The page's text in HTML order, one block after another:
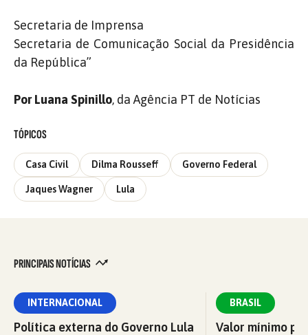
Secretaria de Imprensa
Secretaria de Comunicação Social da Presidência
da República”
Por Luana Spinillo, da Agência PT de Notícias
TÓPICOS
Casa Civil Dilma Rousseff Governo Federal
Jaques Wagner Lula
PRINCIPAIS NOTÍCIAS
INTERNACIONAL
Política externa do Governo Lula
BRASIL
Valor mínimo